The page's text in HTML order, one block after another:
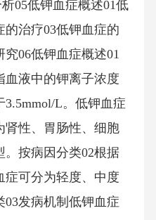
05低钾血症概述01低
的治疗03低钾血症的
06低钾血症概述01
血液中的钾离子浓度
L。低钾血症
肾性、胃肠性、细胞
。按病因分类02根据
症可分为轻度、中度
发病机制低钾血症